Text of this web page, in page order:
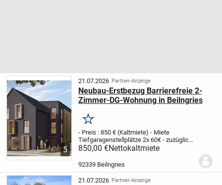
5
21.07.2026 Partner-Anzeige
Neubau-Erstbezug Barrierefreie 2-
Zimmer-DG-Wohnung in Beilngries
Merken
- Preis : 850 € (Kaltmiete) - Miete
Tiefgaragenstellplätze 2x 60€ - zuzüglich
Nebenkosten (abhängig vom individuellen
Kaution: 3x Monatsmiete kalt Lage Die
850,00 €Nettokaltmiete
92339 Beilngries
21.07.2026 Partner-Anzeige